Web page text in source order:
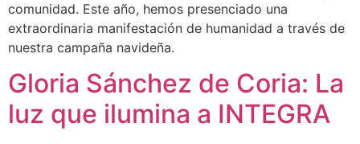
comunidad. Este año, hemos presenciado una
extraordinaria manifestación de humanidad a través de
nuestra campaña navideña.
Gloria Sánchez de Coria: La
luz que ilumina a INTEGRA